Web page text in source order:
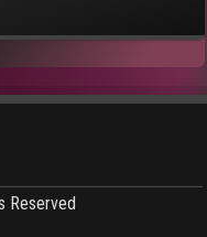
Reserved